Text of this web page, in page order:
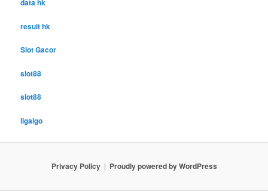
data hk
result hk
Slot Gacor
slot88
slot88
ligalgo
Privacy Policy Proudly powered by WordPress